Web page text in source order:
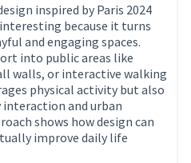
inspired by Paris 2024
because it turns
and engaging spaces.
into public areas like
walls, or interactive walking
physical activity but also
and urban
shows how design can
improve daily life